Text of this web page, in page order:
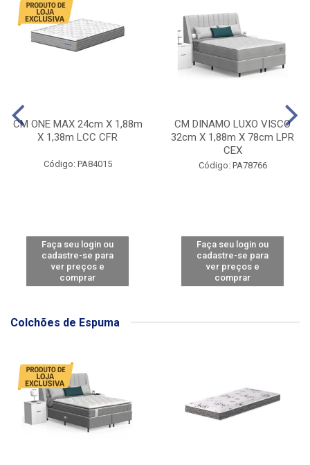
CM ONE MAX 24cm X 1,88m
X 1,38m LCC CFR
Código: PA84015
Faça seu login ou
cadastre-se para
ver preços e
comprar
CM DINAMO LUXO VISCO
32cm X 1,88m X 78cm LPR
CEX
Código: PA78766
Faça seu login ou
cadastre-se para
ver preços e
comprar
Colchões de Espuma